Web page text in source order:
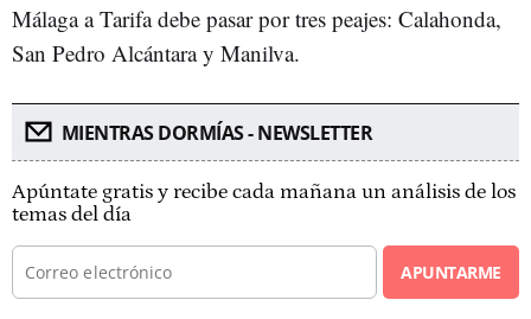
Málaga a Tarifa debe pasar por tres peajes: Calahonda,
San Pedro Alcántara y Manilva.
MIENTRAS DORMÍAS - NEWSLETTER
Apúntate gratis y recibe cada mañana un análisis de los
temas del día
APUNTARME